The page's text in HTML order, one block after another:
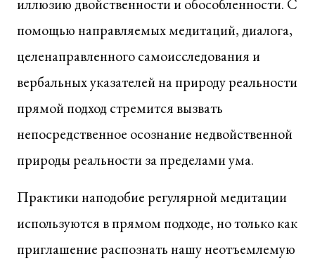
помощью направляемых медитаций, диалога,
целенаправленного самоисследования и
вербальных указателей на природу реальности
прямой подход стремится вызвать
непосредственное осознание недвойственной
природы реальности за пределами ума.
Практики наподобие регулярной медитации
используются в прямом подходе, но только как
приглашение распознать нашу неотъемлемую